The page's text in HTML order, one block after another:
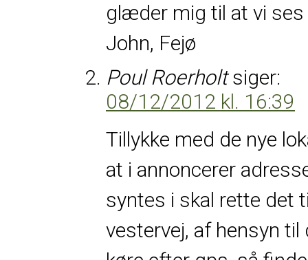
glæder mig til at vi ses
John, Fejø
Poul Roerholt siger:
08/12/2012 kl. 16:39
Tillykke med de nye
at i annoncerer
syntes i skal rette det
vestervej, af hensyn